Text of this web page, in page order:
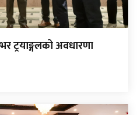
ट्रयाङ्गलको अवधारणा